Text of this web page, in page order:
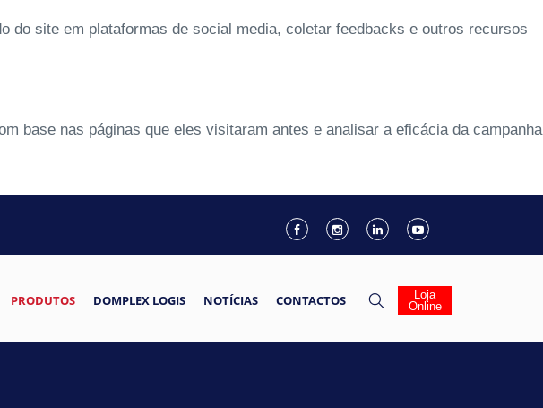
site em plataformas de social media, coletar feedbacks e outros recursos
base nas páginas que eles visitaram antes e analisar a eficácia da campanha
PRODUTOS DOMPLEX LOGIS NOTÍCIAS CONTACTOS
Loja
Online